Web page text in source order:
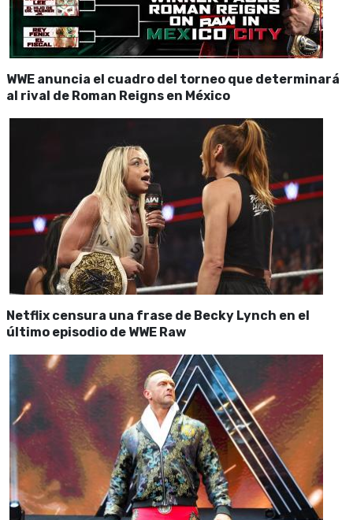
WWE anuncia el cuadro del torneo que determinará
al rival de Roman Reigns en México
Netflix censura una frase de Becky Lynch en el
último episodio de WWE Raw